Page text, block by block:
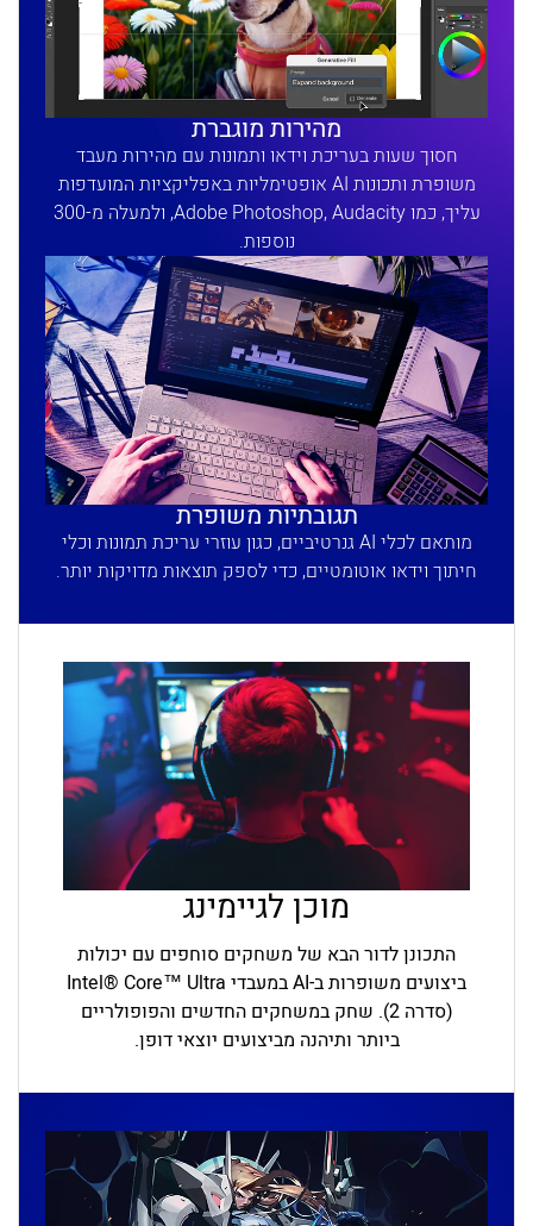
מהירות מוגברת
חסוך שעות בעריכת וידאו ותמונות עם מהירות מעבד
משופרת ותכונות AI אופטימליות באפליקציות המועדפות
עליך, כמו Adobe Photoshop, Audacity, ולמעלה מ-300
נוספות.
תגובתיות משופרת
מותאם לכלי AI גנרטיביים, כגון עוזרי עריכת תמונות וכלי
חיתוך וידאו אוטומטיים, כדי לספק תוצאות מדויקות יותר.
מוכן לגיימינג
התכונן לדור הבא של משחקים סוחפים עם יכולות
ביצועים משופרות ב-AI במעבדי Intel® Core™ Ultra
(סדרה 2). שחק במשחקים החדשים והפופולריים
ביותר ותיהנה מביצועים יוצאי דופן.